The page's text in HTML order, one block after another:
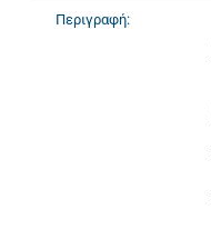
Περιγραφή: